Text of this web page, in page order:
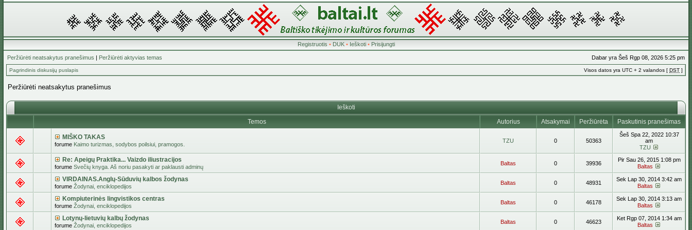
Registruotis • DUK• Ieškoti• Prisijungti
Peržiūrėti neatsakytus pranešimus | Peržiūrėti aktyvias temas Dabar yra Šeš Rgp 08, 2026 5:25 pm
Pagrindinis diskusijų puslapis Visos datos yra UTC + 2 valandos [ DST ]
Peržiūrėti neatsakytus pranešimus
Ieškoti
Temos
Autorius Atsakymai Peržiūrėta Paskutinis pranešimas
MIŠKO TAKAS
forume Kaimo turizmas, sodybos poilsiui, pramogos.
TZU 0 50363
Šeš Spa 22, 2022 10:37
am
TZU
Re: Apeigų Praktika... Vaizdo iliustracijos
forume Svečių knyga. Aš noriu pasakyti ar paklausti adminų
Baltas 0 39936
Pir Sau 26, 2015 1:08 pm
Baltas
VIRDAINAS.Anglų-Sūduvių kalbos žodynas
forume Žodynai, enciklopedijos
Baltas 0 48931
Sek Lap 30, 2014 3:42 am
Baltas
Kompiuterinės lingvistikos centras
forume Žodynai, enciklopedijos
Baltas 0 46178
Sek Lap 30, 2014 3:13 am
Baltas
Lotynų-lietuvių kalbų žodynas
forume Žodynai, enciklopedijos
Baltas 0 46623
Ket Rgp 07, 2014 1:34 am
Baltas